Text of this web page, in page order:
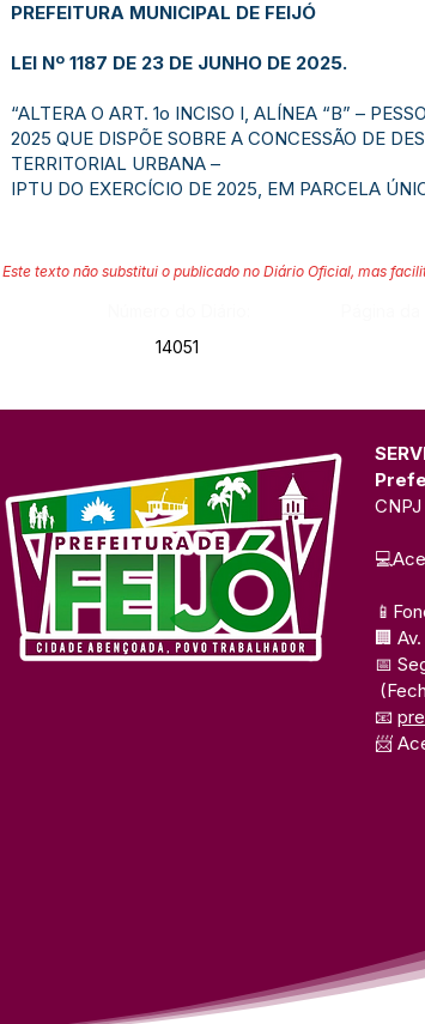
PREFEITURA MUNICIPAL DE FEIJÓ
LEI Nº 1187 DE 23 DE JUNHO DE 2025.
“ALTERA O ART. 1o INCISO I, ALÍNEA “B” –
2025 QUE DISPÕE SOBRE A CONCESSÃO DE
TERRITORIAL URBANA –
IPTU DO EXERCÍCIO DE 2025, EM PARCELA
Este texto não substitui o publicado no Diário Oficial, mas
14051
🏢
📅
📧
📨